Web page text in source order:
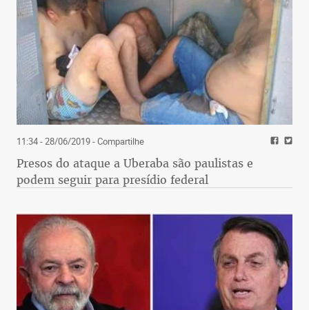
11:34 - 28/06/2019- Compartilhe
Presos do ataque a Uberaba são paulistas e
podem seguir para presídio federal